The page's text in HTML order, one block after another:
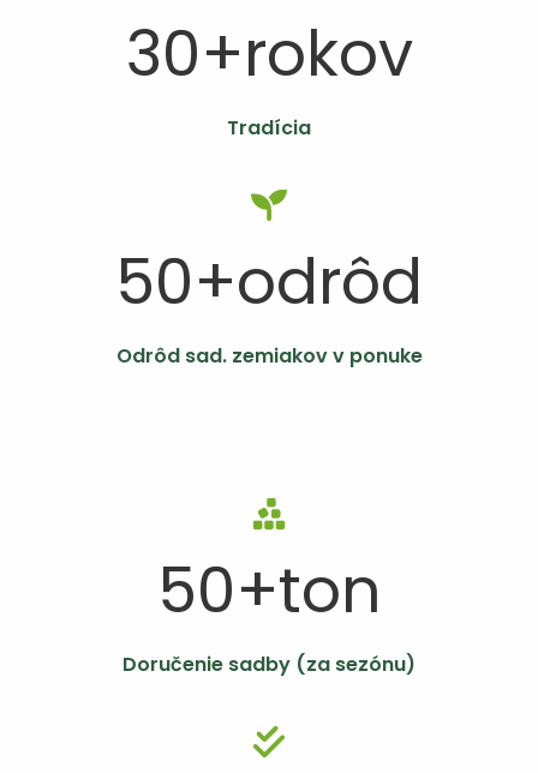
30+rokov
Tradícia
50+odrôd
Odrôd sad. zemiakov v ponuke
50+ton
Doručenie sadby (za sezónu)